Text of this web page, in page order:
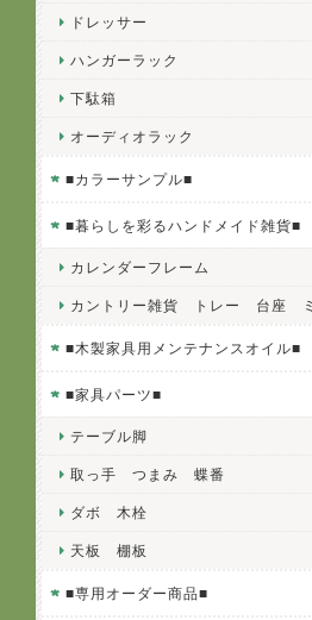
ドレッサー
ハンガーラック
下駄箱
オーディオラック
■カラーサンプル■
■暮らしを彩るハンドメイド雑貨■
カレンダーフレーム
カントリー雑貨 トレー 台座 ミ
■木製家具用メンテナンスオイル■
■家具パーツ■
テーブル脚
取っ手 つまみ 蝶番
ダボ 木栓
天板 棚板
■専用オーダー商品■